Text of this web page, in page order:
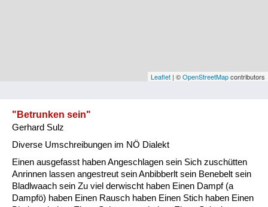
Vorarlberg
Natur und Landwirtschaft
Fluchen und Reden
Leaflet | ©OpenStreetMapcontributors
"Betrunken sein"
Gerhard Sulz
Diverse Umschreibungen im NÖ Dialekt
Einen ausgefasst haben Angeschlagen sein Sich zuschütten
Anrinnen lassen angestreut sein Anbibberlt sein Benebelt sein
Bladlwaach sein Zu viel derwischt haben Einen Dampf (a
Dampfö) haben Einen Rausch haben Einen Stich haben Einen